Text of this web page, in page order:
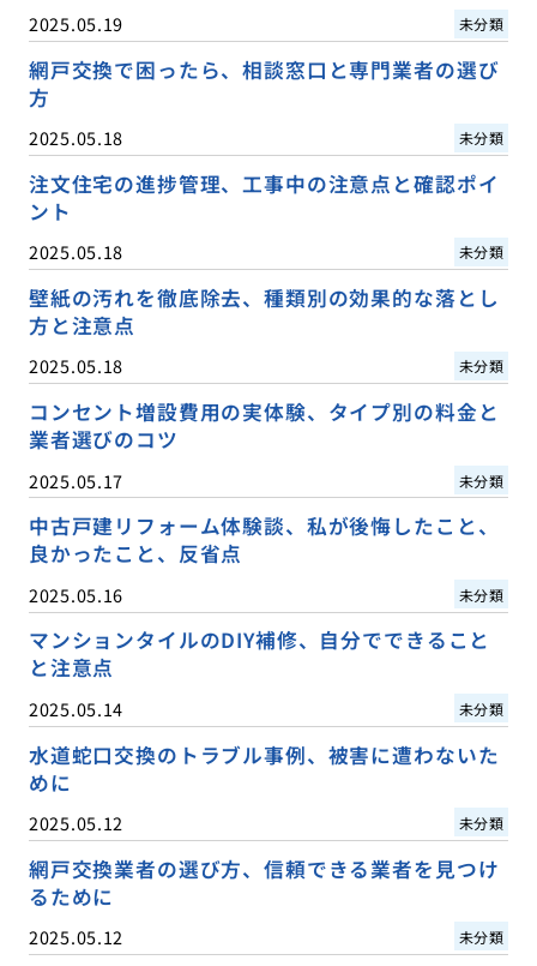
2025.05.19 未分類
網戸交換で困ったら、相談窓口と専門業者の選び
方
2025.05.18 未分類
注文住宅の進捗管理、工事中の注意点と確認ポイ
ント
2025.05.18 未分類
壁紙の汚れを徹底除去、種類別の効果的な落とし
方と注意点
2025.05.18 未分類
コンセント増設費用の実体験、タイプ別の料金と
業者選びのコツ
2025.05.17 未分類
中古戸建リフォーム体験談、私が後悔したこと、
良かったこと、反省点
2025.05.16 未分類
マンションタイルのDIY補修、自分でできること
と注意点
2025.05.14 未分類
水道蛇口交換のトラブル事例、被害に遭わないた
めに
2025.05.12 未分類
網戸交換業者の選び方、信頼できる業者を見つけ
るために
2025.05.12 未分類